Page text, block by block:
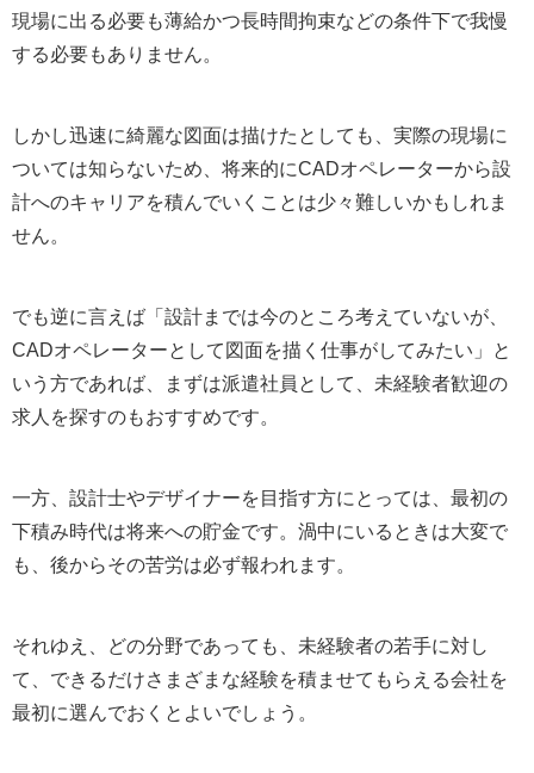
現場に出る必要も薄給かつ長時間拘束などの条件下で我慢
する必要もありません。
しかし迅速に綺麗な図面は描けたとしても、実際の現場に
ついては知らないため、将来的にCADオペレーターから設
計へのキャリアを積んでいくことは少々難しいかもしれま
せん。
でも逆に言えば「設計までは今のところ考えていないが、
CADオペレーターとして図面を描く仕事がしてみたい」と
いう方であれば、まずは派遣社員として、未経験者歓迎の
求人を探すのもおすすめです。
一方、設計士やデザイナーを目指す方にとっては、最初の
下積み時代は将来への貯金です。渦中にいるときは大変で
も、後からその苦労は必ず報われます。
それゆえ、どの分野であっても、未経験者の若手に対し
て、できるだけさまざまな経験を積ませてもらえる会社を
最初に選んでおくとよいでしょう。